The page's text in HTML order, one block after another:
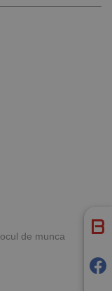
de munca